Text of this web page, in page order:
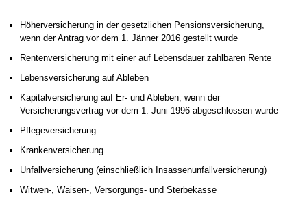
Höherversicherung in der gesetzlichen Pensionsversicherung,
wenn der Antrag vor dem 1. Jänner 2016 gestellt wurde
Rentenversicherung mit einer auf Lebensdauer zahlbaren Rente
Lebensversicherung auf Ableben
Kapitalversicherung auf Er- und Ableben, wenn der
Versicherungsvertrag vor dem 1. Juni 1996 abgeschlossen wurde
Pflegeversicherung
Krankenversicherung
Unfallversicherung (einschließlich Insassenunfallversicherung)
Witwen-, Waisen-, Versorgungs- und Sterbekasse